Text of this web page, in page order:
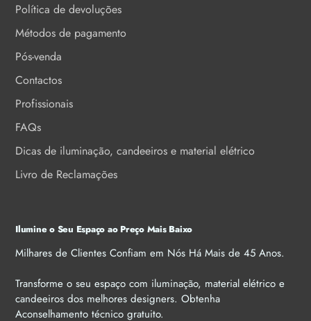
Política de devoluções
Métodos de pagamento
Pós-venda
Contactos
Profissionais
FAQs
Dicas de iluminação, candeeiros e material elétrico
Livro de Reclamações
Ilumine o Seu Espaço ao Preço Mais Baixo
Milhares de Clientes Confiam em Nós Há Mais de 45 Anos.
Transforme o seu espaço com iluminação, material elétrico e
candeeiros dos melhores designers. Obtenha
Aconselhamento técnico gratuito.